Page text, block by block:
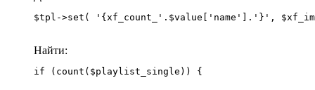
Найти:
if (count($playlist_single)) {